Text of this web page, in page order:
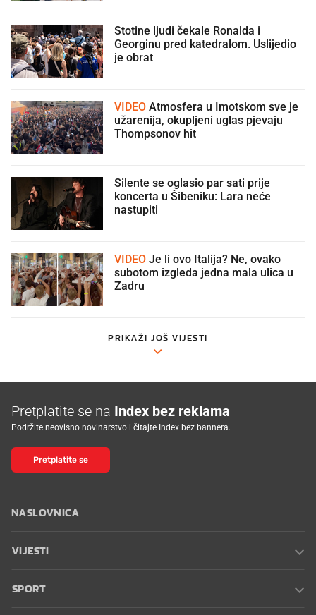
Stotine ljudi čekale Ronalda i
Georginu pred katedralom. Uslijedio
je obrat
VIDEO
užarenija, okupljeni uglas pjevaju
Thompsonov hit
Silente se oglasio par sati prije
koncerta u Šibeniku: Lara neće
nastupiti
VIDEO
subotom izgleda jedna mala ulica u
Zadru
PRIKAŽI JOŠ VIJESTI
Pretplatite se na Index bez reklama
Podržite neovisno novinarstvo i čitajte Index bez bannera.
Pretplatite se
NASLOVNICA
VIJESTI
SPORT